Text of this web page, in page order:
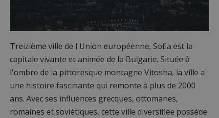
Treizième ville de l'Union européenne, Sofia est la
capitale vivante et animée de la Bulgarie. Située à
l'ombre de la pittoresque montagne Vitosha, la ville a
une histoire fascinante qui remonte à plus de 2000
ans. Avec ses influences grecques, ottomanes,
romaines et soviétiques, cette ville diversifiée possède